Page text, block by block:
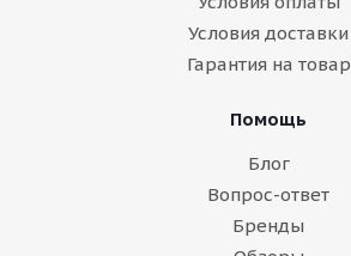
Условия доставки
Гарантия на товар
Помощь
Блог
Вопрос-ответ
Бренды